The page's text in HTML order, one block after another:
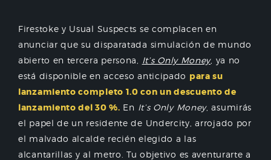
Firestoke y Usual Suspects se complacen en
anunciar que su disparatada simulación de mundo
abierto en tercera persona, It’s Only Money, ya no
está disponible en acceso anticipado para su
lanzamiento completo 1.0 con un descuento de
lanzamiento del 30 %. En It’s Only Money, asumirás
el papel de un residente de Undercity, arrojado por
el malvado alcalde recién elegido a las
alcantarillas y al metro. Tu objetivo es aventurarte a